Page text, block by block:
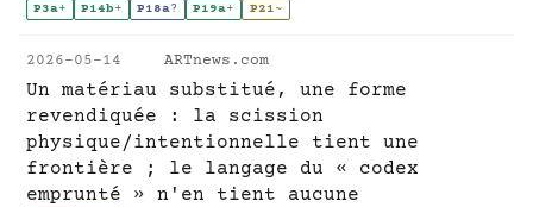
P3a+ P14b+ P18a? P19a+ P21~
2026-05-14 ARTnews.com
Un matériau substitué, une forme
revendiquée : la scission
physique/intentionnelle tient une
frontière ; le langage du « codex
emprunté » n'en tient aucune